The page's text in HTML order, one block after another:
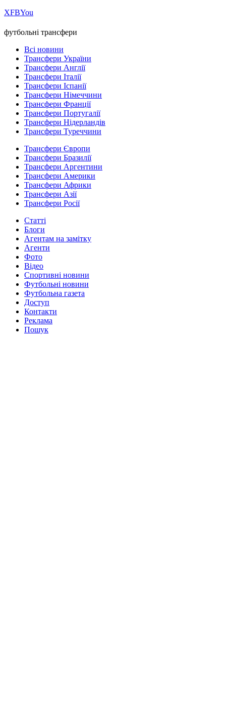
ХFBYou
футбольні трансфери
Всі новини
Трансфери України
Трансфери Англії
Трансфери Італії
Трансфери Іспанії
Трансфери Німеччини
Трансфери Франції
Трансфери Португалії
Трансфери Нідерландів
Трансфери Туреччини
Трансфери Європи
Трансфери Бразилії
Трансфери Аргентини
Трансфери Америки
Трансфери Африки
Трансфери Азії
Трансфери Росії
Статті
Блоги
Агентам на замітку
Агенти
Фото
Відео
Спортивні новини
Футбольні новини
Футбольна газета
Доступ
Контакти
Реклама
Пошук